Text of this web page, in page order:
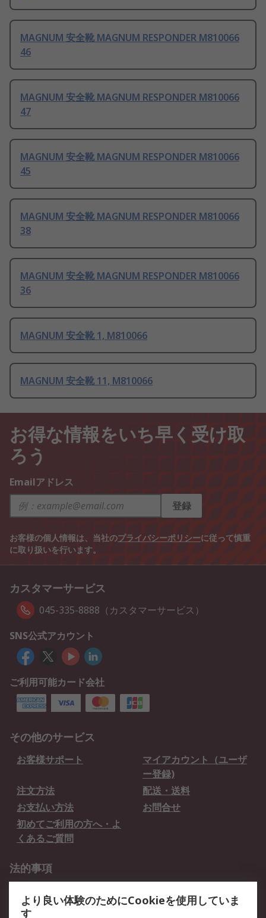
MAGNUM 安全靴 MAGNUM RESPONDER M810066
46
MAGNUM 安全靴 MAGNUM RESPONDER M810066
47
MAGNUM 安全靴 MAGNUM RESPONDER M810066
45
MAGNUM 安全靴 MAGNUM RESPONDER M810066
38
MAGNUM 安全靴 MAGNUM RESPONDER M810066
36
MAGNUM 安全靴 1, M810066
MAGNUM 安全靴 11, M810066
お得な情報をいち早く受け取
ろう
Emailアドレス
登録
お客様の個人情報は、当社のプライバシーポリシーに従って慎重
に取り扱いを行います。
カスタマーサービス
045-335-8888（カスタマーサービス）
SNS公式アカウント
ご利用可能カード会社
その他のサービス
お客様サポート
マイアカウント（ユーザ
ー登録)
注文方法
配送・送料
お支払い方法
お問合せ
初めてご利用の方へ・よ
くあるご質問
法的事項
クッキーポリシー
より良い体験のためにCookieを使用していま
す